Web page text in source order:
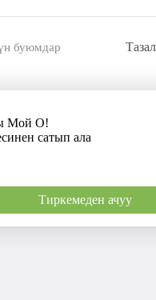
буюмдар
Мой О!
сатып ала
Тиркемеден ачуу